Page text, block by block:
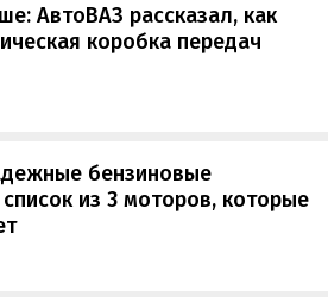
АвтоВАЗ рассказал, как
коробка передач
бензиновые
из 3 моторов, которые